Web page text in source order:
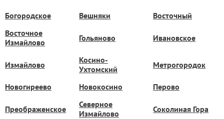
Богородское Вешняки
Восточный
Восточное
Измайлово
Гольяново Ивановское
Измайлово
Косино-
Ухтомский
Метрогородок
Новогиреево Новокосино Перово
Преображенское
Северное
Измайлово
Соколиная Гора